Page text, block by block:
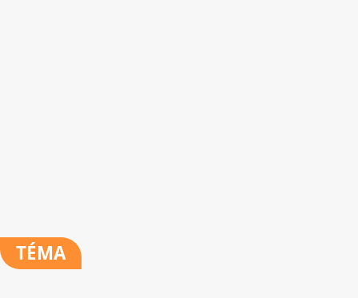
TÉMA